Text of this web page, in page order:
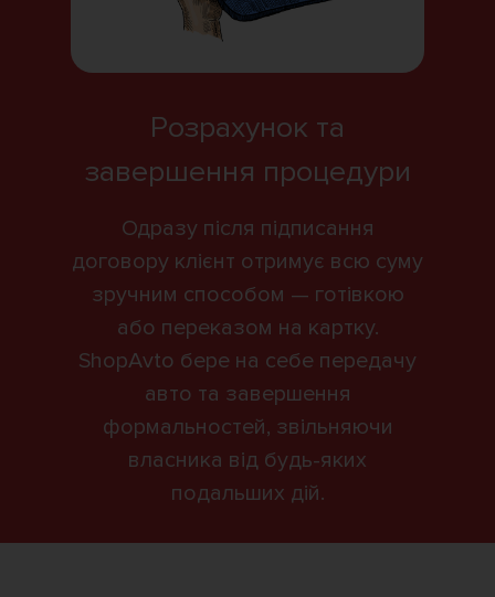
Розрахунок та
завершення процедури
Одразу після підписання
договору клієнт отримує всю суму
зручним способом — готівкою
або переказом на картку.
ShopAvto бере на себе передачу
авто та завершення
формальностей, звільняючи
власника від будь-яких
подальших дій.